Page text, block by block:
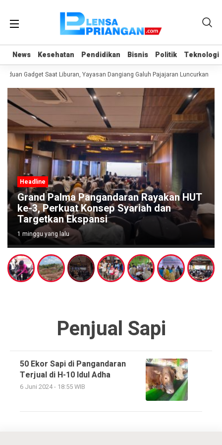
News Kesehatan Pendidikan Bisnis Politik Teknologi
News Kesehatan Pendidikan Bisnis Politik Teknologi
Gadget Saat Liburan, Yayasan Dangiang Galuh Pajajaran Luncurkan
Headline
Grand Palma Pangandaran Rayakan HUT
ke-3, Perkuat Konsep Syariah dan
Targetkan Ekspansi
1 minggu yang lalu
Penjual Sapi
50 Ekor Sapi di Pangandaran
Terjual di H-10 Idul Adha
6 Juni 2024 - 18:55 WIB